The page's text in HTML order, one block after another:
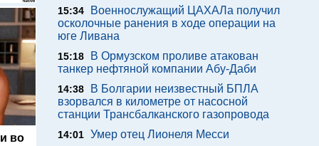
во
15:34
Военнослужащий ЦАХАЛа получил
осколочные ранения в ходе операции на
юге Ливана
15:18
В Ормузском проливе атакован
танкер нефтяной компании Абу-Даби
14:38
В Болгарии неизвестный БПЛА
взорвался в километре от насосной
станции Трансбалканского газопровода
14:01 Умер отец Лионеля Месси